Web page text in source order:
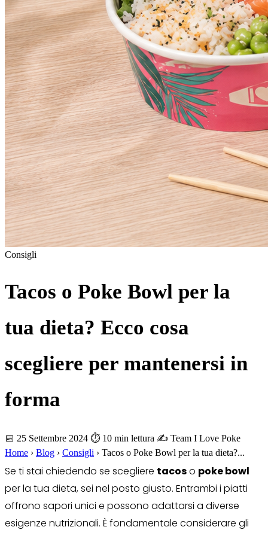
Consigli
Tacos o Poke Bowl per la
tua dieta? Ecco cosa
scegliere per mantenersi in
forma
📅 25 Settembre 2024 ⏱ 10 min lettura ✍️ Team I Love Poke
Home › Blog › Consigli › Tacos o Poke Bowl per la tua dieta?...
Se ti stai chiedendo se scegliere tacoso poke bowl
per la tua dieta, sei nel posto giusto. Entrambi i piatti
offrono sapori unici e possono adattarsi a diverse
esigenze nutrizionali. È fondamentale considerare gli